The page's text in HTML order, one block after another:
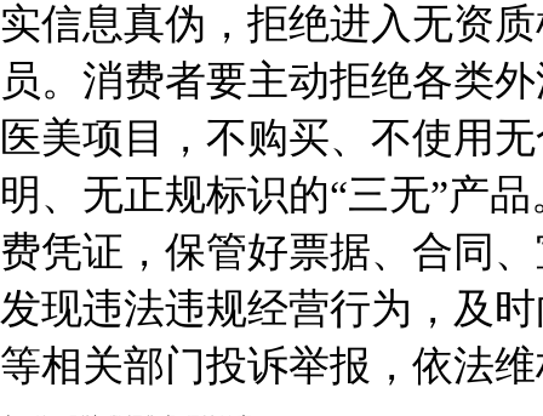
实信息真伪，拒绝进入无资
员。消费者要主动拒绝各类
医美项目，不购买、不使用
明、无正规标识的“三无”产
费凭证，保管好票据、合同
发现违法违规经营行为，及
等相关部门投诉举报，依法